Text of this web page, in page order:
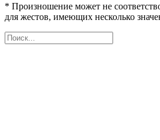
* Произношение может не
для жестов, имеющих несколько